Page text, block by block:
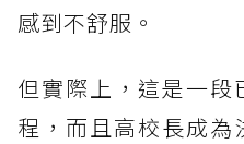
感到不舒服。
但實際上，這是一段
程，而且高校長成為